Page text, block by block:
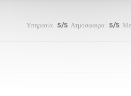
Υπηρεσία: 5/5 Ατμόσφαιρα: 5/5